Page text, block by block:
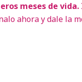
meses de
ahora y dale la